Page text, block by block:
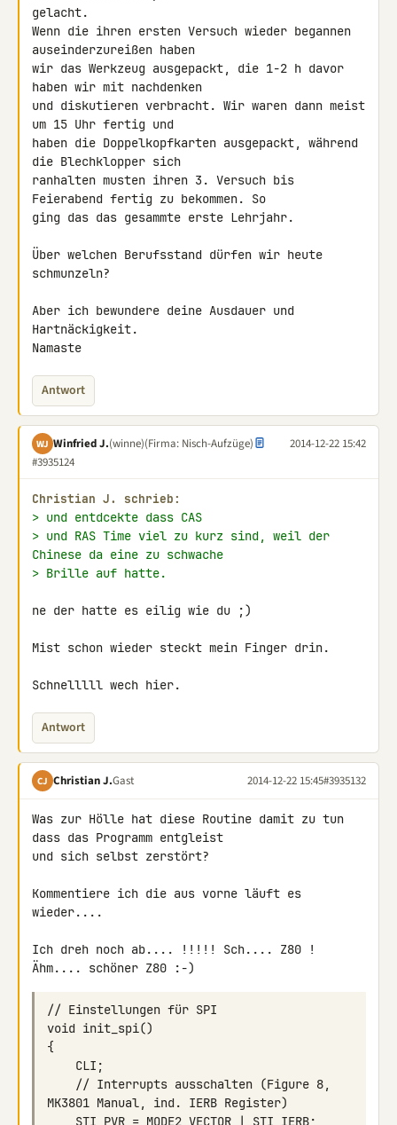
gelacht.
Wenn die ihren ersten Versuch wieder begannen
auseinderzureißen haben
wir das Werkzeug ausgepackt, die 1-2 h davor
haben wir mit nachdenken
und diskutieren verbracht. Wir waren dann meist
um 15 Uhr fertig und
haben die Doppelkopfkarten ausgepackt, während
die Blechklopper sich
ranhalten musten ihren 3. Versuch bis
Feierabend fertig zu bekommen. So
ging das das gesammte erste Lehrjahr.
Über welchen Berufsstand dürfen wir heute
schmunzeln?
Aber ich bewundere deine Ausdauer und
Hartnäckigkeit.
Namaste
Antwort
WJ Winfried J.(winne)(Firma: Nisch-Aufzüge)
2014-12-22 15:42
#3935124
Christian J. schrieb:
> und entdcekte dass CAS
> und RAS Time viel zu kurz sind, weil der
Chinese da eine zu schwache
> Brille auf hatte.
ne der hatte es eilig wie du ;)
Mist schon wieder steckt mein Finger drin.
Schnelllll wech hier.
Antwort
CJ Christian J.Gast 2014-12-22 15:45#3935132
Was zur Hölle hat diese Routine damit zu tun
dass das Programm entgleist
und sich selbst zerstört?
Kommentiere ich die aus vorne läuft es
wieder....
Ich dreh noch ab.... !!!!! Sch.... Z80 !